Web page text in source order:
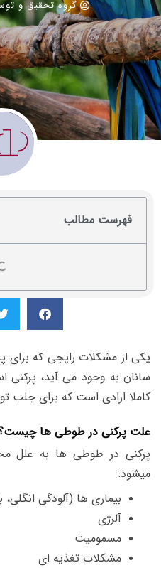
گروه تحقیق و
فهرست مطالب
یکی از مشکلات رایجی که
سانان به وجود می آید،
کاملا ارادی است که برای جلب
علت پرکنی در طوطی ها
پرکنی در طوطی ها به علل
میشود:
بیماری ها (آلودگی
آلرژی
مسمومیت
مشکلات تغذیه ای